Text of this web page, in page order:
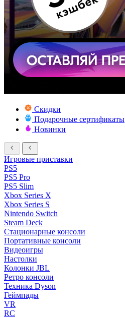
Скидки
Подарочные сертификаты
Новинки
Игровые приставки
PS5
PS5 Pro
PS5 Slim
Xbox Series X
Xbox Series S
Nintendo Switch
Steam Deck
Стационарные консоли
Портативные консоли
Видеоигры
Настолки
Колонки JBL
Ретро консоли
Техника Dyson
Геймпады
VR
RC